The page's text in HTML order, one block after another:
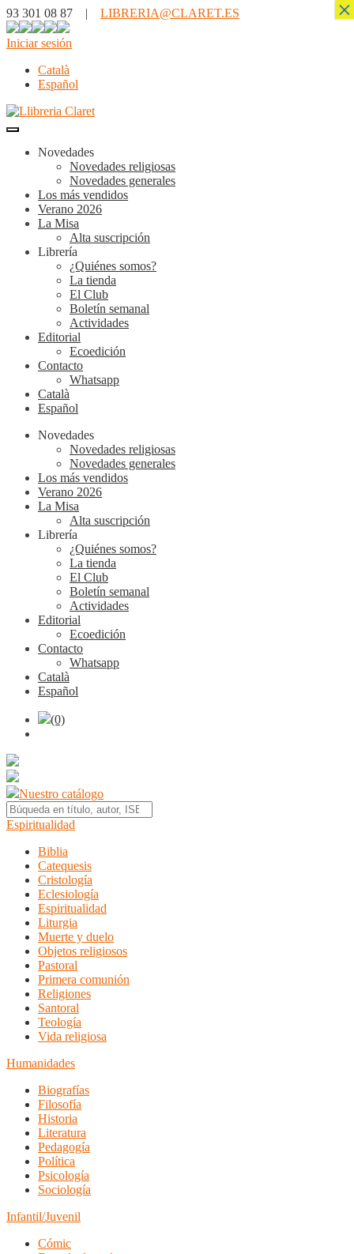
93 301 08 87 | LIBRERIA@CLARET.ES
Iniciar sesión
Català
Español
Novedades
Novedades religiosas
Novedades generales
Los más vendidos
Verano 2026
La Misa
Alta suscripción
Librería
¿Quiénes somos?
La tienda
El Club
Boletín semanal
Actividades
Editorial
Ecoedición
Contacto
Whatsapp
Català
Español
Novedades
Novedades religiosas
Novedades generales
Los más vendidos
Verano 2026
La Misa
Alta suscripción
Librería
¿Quiénes somos?
La tienda
El Club
Boletín semanal
Actividades
Editorial
Ecoedición
Contacto
Whatsapp
Català
Español
(0)
Nuestro catálogo
Espiritualidad
Biblia
Catequesis
Cristología
Eclesiología
Espiritualidad
Liturgia
Muerte y duelo
Objetos religiosos
Pastoral
Primera comunión
Religiones
Santoral
Teología
Vida religiosa
Humanidades
Biografías
Filosofía
Historia
Literatura
Pedagogía
Política
Psicología
Sociología
Infantil/Juvenil
Cómic
×